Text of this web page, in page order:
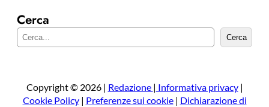
Cerca
e
a
Cerca
Copyright © 2026 | Redazione | Informativa privacy|
Cookie Policy| Preferenze sui cookie| Dichiarazione di